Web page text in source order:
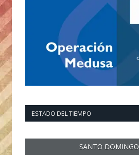
ESTADO DEL TIEMPO
SANTO DOMINGO